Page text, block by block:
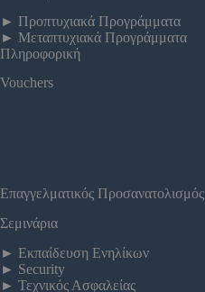
► Προπτυχιακά Προγράμματα
► Μεταπτυχιακά Προγράμματα
Πληροφορική
Vouchers
Επαγγελματικός Προσανατολισμός
Σεμινάρια
► Εκπαίδευση Ενηλίκων
► Security
► Τεχνικός Ασφαλείας